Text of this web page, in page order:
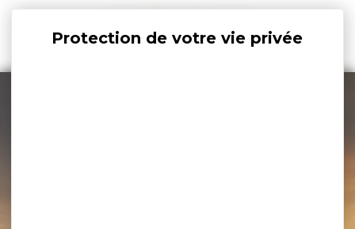
Panneau de gestion des cookies